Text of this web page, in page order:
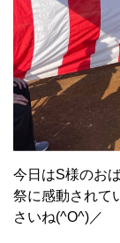
今日はS様のお
祭に感動されて
さいね(^O^)／